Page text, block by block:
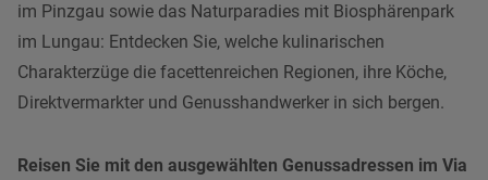
im Pinzgau sowie das Naturparadies mit Biosphärenpark
im Lungau: Entdecken Sie, welche kulinarischen
Charakterzüge die facettenreichen Regionen, ihre Köche,
Direktvermarkter und Genusshandwerker in sich bergen.
Reisen Sie mit den ausgewählten Genussadressen im Via